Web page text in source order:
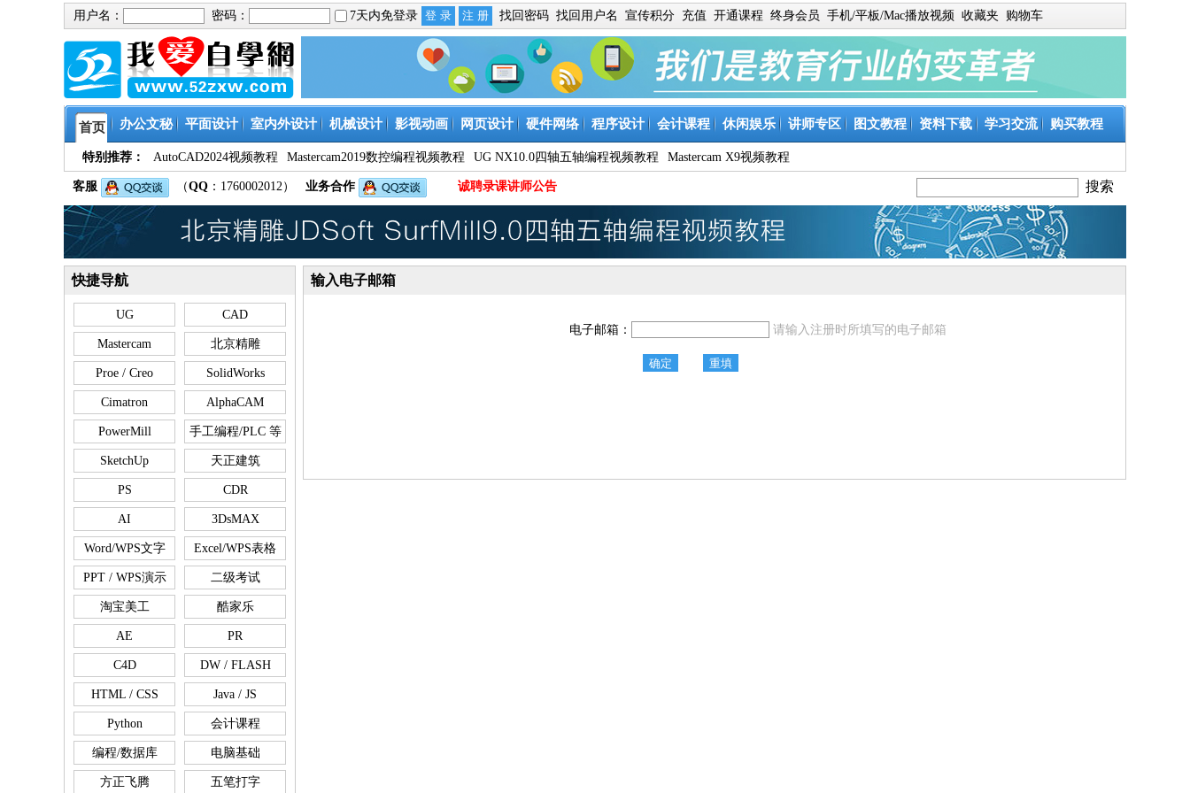
用户名： 密码： 7天内免登录 找回密码 找回用户名 宣传积分 充值 开通课程 终身会员 手机/平板/Mac播放视频 收藏夹 购物车
首页 办公文秘 平面设计 室内外设计 机械设计 影视动画 网页设计 硬件网络 程序设计 会计课程 休闲娱乐 讲师专区 图文教程 资料下载 学习交流 购买教程
特别推荐： AutoCAD2024视频教程 Mastercam2019数控编程视频教程 UG NX10.0四轴五轴编程视频教程 Mastercam X9视频教程
客服 （QQ ：1760002012） 业务合作 诚聘录课讲师公告
快捷导航
UG CAD
Mastercam 北京精雕
Proe / Creo SolidWorks
Cimatron AlphaCAM
PowerMill 手工编程/PLC 等
SketchUp 天正建筑
PS CDR
AI 3DsMAX
Word/WPS文字 Excel/WPS表格
PPT / WPS演示 二级考试
淘宝美工 酷家乐
AE PR
C4D DW / FLASH
HTML / CSS Java / JS
Python 会计课程
编程/数据库 电脑基础
方正飞腾 五笔打字
输入电子邮箱
电子邮箱： 请输入注册时所填写的电子邮箱